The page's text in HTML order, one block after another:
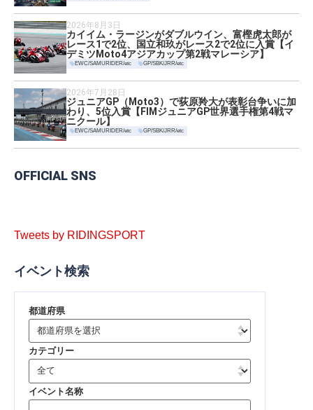
2026年8月3日
カイイム・ラージンがダブルウイン、富樫虎太郎が
レース1で2位、国立和玖がレース2で2位に入賞【イ
デミツMoto4アジアカップ第2戦マレーシア】
EWC/SAMURIDER/etc GP/SBK/JRR/etc
2026年7月28日
ジュニアGP（Moto3）で荻原羚大が表彰台争いに加
わり、5位入賞【FIMジュニアGP世界選手権第4戦マ
ニクール】
EWC/SAMURIDER/etc GP/SBK/JRR/etc
OFFICIAL SNS
Tweets by RIDINGSPORT
イベント検索
都道府県
カテゴリー
イベント名称